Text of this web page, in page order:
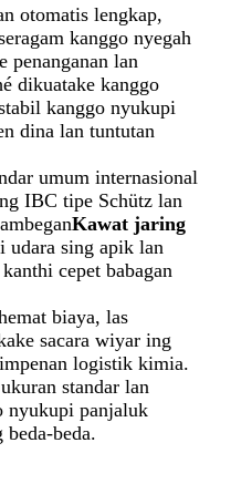
otomatis lengkap,
kanggo nyegah
penanganan lan
dikuatake kanggo
kanggo nyukupi
dina lan tuntutan
umum internasional
IBC tipe Schütz lan
Kawat jaring
udara sing apik lan
cepet babagan
biaya, las
sacara wiyar ing
logistik kimia.
standar lan
nyukupi panjaluk
beda.